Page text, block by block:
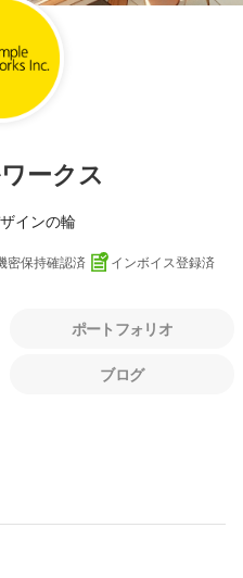
ークス
インの輪
密保持確認済 インボイス登録済
ポートフォリオ
ブログ